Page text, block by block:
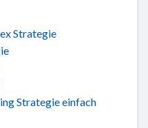
Strategie
Strategie einfach